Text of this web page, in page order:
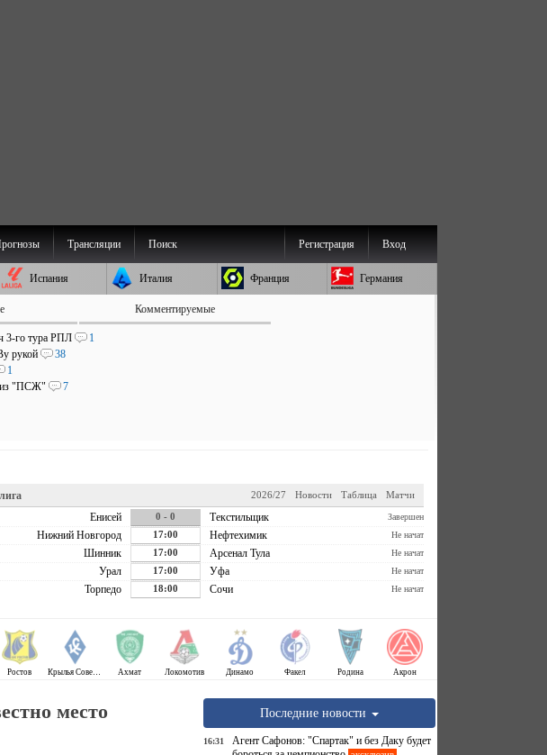
Трансляции Поиск Вход
Регистрация
Испания Италия Франция Германия
Комментируемые
3-го тура РПЛ
1
рукой
38
1
из "ПСЖ"
7
Матчи
Таблица
Новости
2026/27
Енисей 0 - 0 Текстильщик Завершен
Нижний Новгород 17:00 Нефтехимик Не начат
Шинник 17:00 Арсенал Тула Не начат
Урал 17:00 Уфа Не начат
Торпедо 18:00 Сочи Не начат
Ростов Крылья Советов Ахмат Локомотив Динамо Факел Родина Акрон
место
Последние новости
16:31
Агент Сафонов: "Спартак" и без Даку будет